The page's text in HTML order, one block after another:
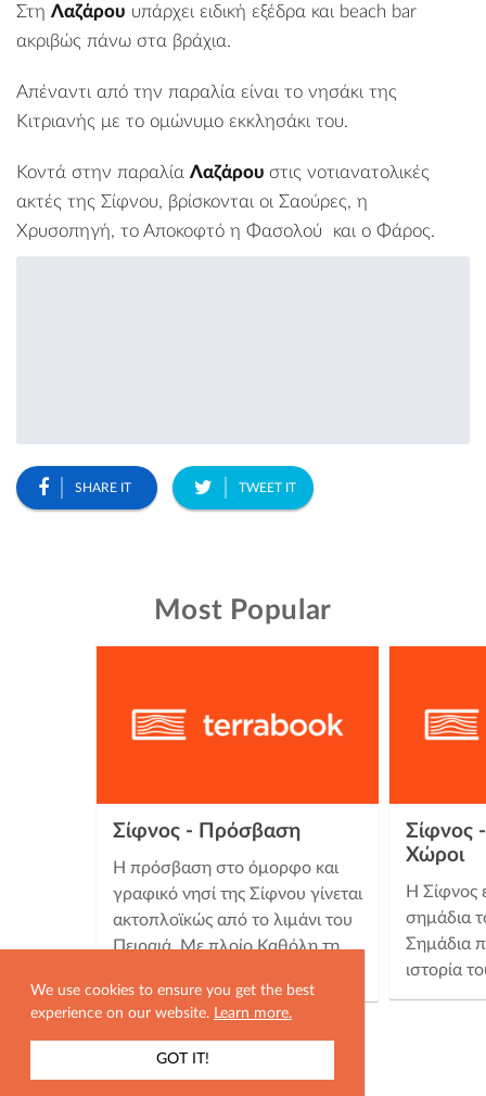
We use cookies to ensure you get the best
experience on our website. Learn more.
GOT IT!
Στη Λαζάρου υπάρχει ειδική εξέδρα και beach bar
ακριβώς πάνω στα βράχια.
Απέναντι από την παραλία είναι το νησάκι της
Κιτριανής με το ομώνυμο εκκλησάκι του.
Κοντά στην παραλία Λαζάρου στις νοτιανατολικές
ακτές της Σίφνου, βρίσκονται οι Σαούρες, η
Χρυσοπηγή, το Αποκοφτό η Φασολού και ο Φάρος.
SHARE IT TWEET IT
ΕΜΦΑΝΙΣΗ ΧΑΡΤΗ
Most Popular
Σίφνος - Πρόσβαση
Η πρόσβαση στο όμορφο και
γραφικό νησί της Σίφνου γίνεται
ακτοπλοϊκώς από το λιμάνι του
Πειραιά. Με πλοίο Καθόλη τη
Σίφνος -
Χώροι
Η Σίφνος
σημάδια
Σημάδια
ιστορία